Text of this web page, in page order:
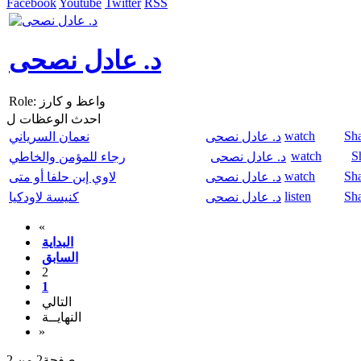
د. عادل نصحى
Role: واعظ و كارز
احدث الوعظات ل
نعمان السرياني
د. عادل نصحى watch
رجاء للمؤمن والخاطي
د. عادل نصحى watch
لاوي إبن حلفا أو متى
د. عادل نصحى watch
كنيسة لاودكيا
د. عادل نصحى listen
«
البداية
السابق
2
1
التالي
النهايــة
»